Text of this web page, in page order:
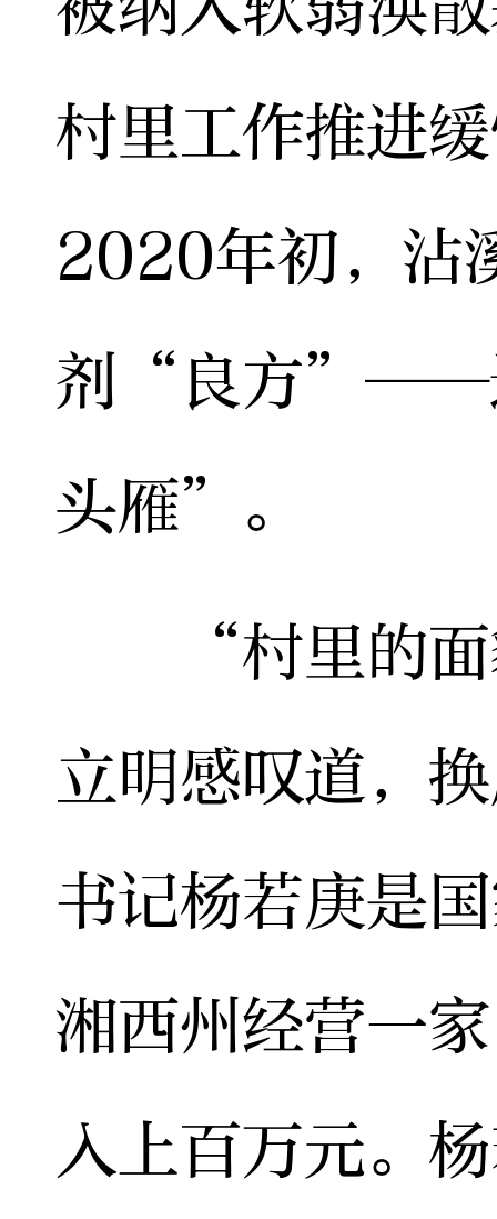
村里工作推进
2020年初，沾
剂“良方”——
头雁”。
“村里的面
立明感叹道，
书记杨若庚是
湘西州经营一
入上百万元。